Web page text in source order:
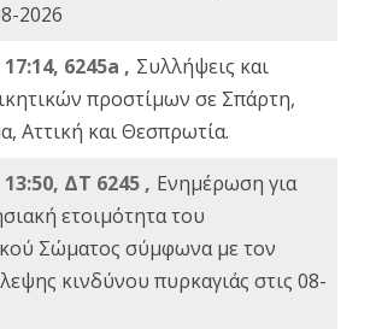
2026
6245a , Συλλήψεις και
προστίμων σε Σπάρτη,
Αττική και Θεσπρωτία.
ΔΤ 6245 , Ενημέρωση για
ετοιμότητα του
Σώματος σύμφωνα με τον
κινδύνου πυρκαγιάς στις 08-